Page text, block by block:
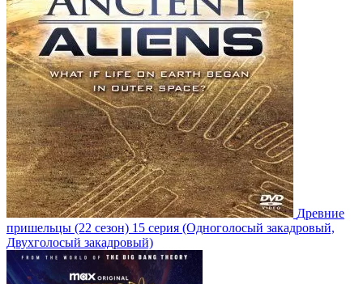
Древние
пришельцы (22 сезон) 15 серия (Одноголосый закадровый,
Двухголосый закадровый)